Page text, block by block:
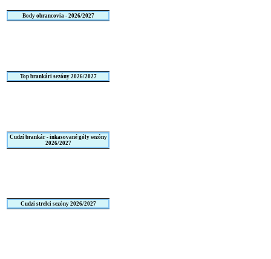
Body obrancovia - 2026/2027
Top brankári sezóny 2026/2027
Cudzí brankár - inkasované góly sezóny
2026/2027
Cudzí strelci sezóny 2026/2027